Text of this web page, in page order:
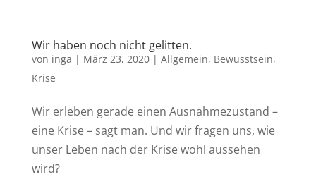
Wir haben noch nicht gelitten.
von inga | März 23, 2020| Allgemein, Bewusstsein,
Krise
Wir erleben gerade einen Ausnahmezustand –
eine Krise – sagt man. Und wir fragen uns, wie
unser Leben nach der Krise wohl aussehen
wird?